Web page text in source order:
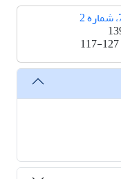
117-127